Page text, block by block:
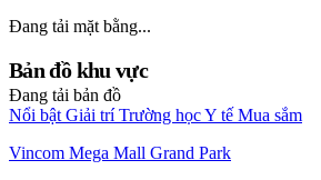
Đang tải mặt bằng...
Bản đồ khu vực
Đang tải bản đồ
Nổi bật Giải trí Trường họcY tế Mua sắm
Vincom Mega Mall Grand Park